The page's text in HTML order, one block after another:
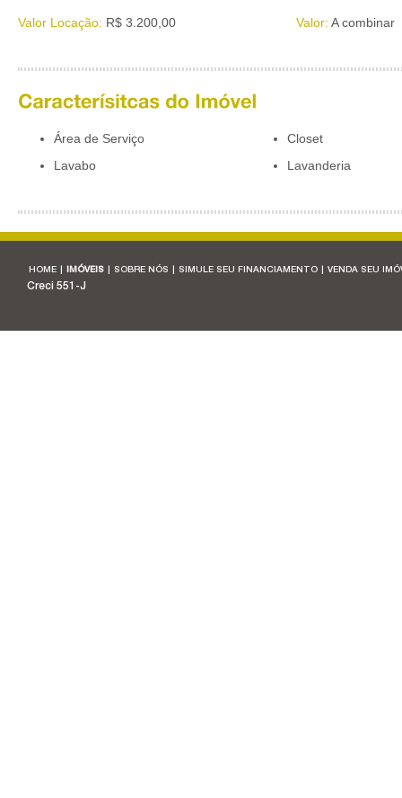
Valor Locação: R$ 3.200,00 Valor: A combinar
Área de Serviço
Closet
Lavabo
Lavanderia
HOME IMÓVEIS SOBRE NÓS SIMULE SEU FINANCIAMENTO VENDA SEU
Creci 551-J